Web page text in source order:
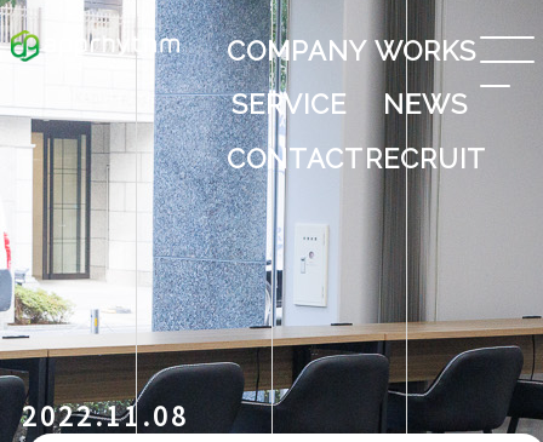
COMPANY WORKS
SERVICE
NEWS
CONTACTRECRUIT
2022.11.08